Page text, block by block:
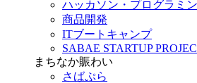
ハッカソン・プログラミ
商品開発
ITブートキャンプ
SABAE STARTUP
まちなか賑わい
さばぷら